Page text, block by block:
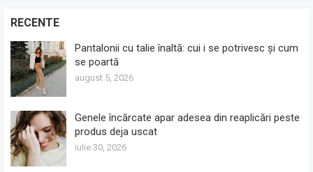
RECENTE
Pantalonii cu talie înaltă: cui i se potrivesc și cum
se poartă
august 5, 2026
Genele încărcate apar adesea din reaplicări peste
produs deja uscat
iulie 30, 2026